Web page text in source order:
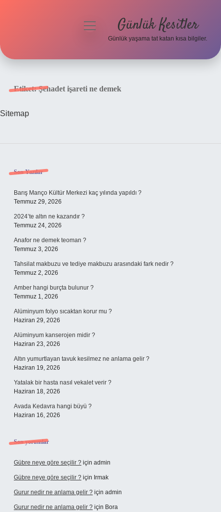
menüyü
Günlük Kesitler
Günlük yaşama tat katan kısa bilgiler.
Etiket:Şehadet işareti ne demek
Sitemap
Sidebar
Son Yazılar
Barış Manço Kültür Merkezi kaç yılında yapıldı ?
Temmuz 29, 2026
2024’te altın ne kazandır ?
Temmuz 24, 2026
Anafor ne demek teoman ?
Temmuz 3, 2026
Tahsilat makbuzu ve tediye makbuzu arasındaki fark nedir ?
Temmuz 2, 2026
Amber hangi burçta bulunur ?
Temmuz 1, 2026
Alüminyum folyo sıcaktan korur mu ?
Haziran 29, 2026
Alüminyum kanserojen midir ?
Haziran 23, 2026
Altın yumurtlayan tavuk kesilmez ne anlama gelir ?
Haziran 19, 2026
Yatalak bir hasta nasıl vekalet verir ?
Haziran 18, 2026
Avada Kedavra hangi büyü ?
Haziran 16, 2026
Son yorumlar
Gübre neye göre seçilir ? için admin
Gübre neye göre seçilir ? için Irmak
Gurur nedir ne anlama gelir ? için admin
Gurur nedir ne anlama gelir ? için Bora